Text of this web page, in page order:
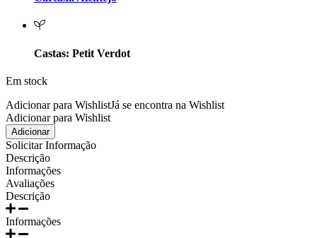
Prats e Symington Family
Quinta da Curia - Bairrada
Castas: Petit Verdot
Em stock
Adicionar para WishlistJá se encontra na Wishlist
Adicionar para Wishlist
Quantidade
de
Scala
Coeli
Reserva
Petit
Verdot
2019
750ml
Adicionar
Solicitar Informação
Descrição
Informações
Avaliações
Descrição
Informações